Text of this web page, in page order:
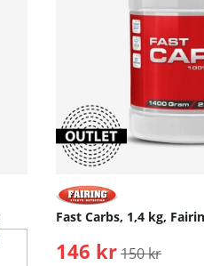
Fast Carbs, 1,4 kg,
146 kr Ordinarie
150 kr